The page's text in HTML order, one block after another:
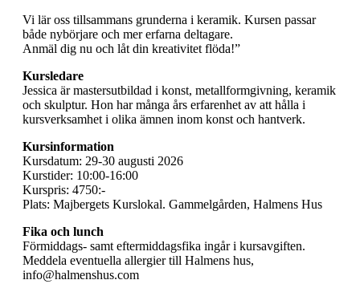
Vi lär oss tillsammans grunderna i keramik. Kursen passar
både nybörjare och mer erfarna deltagare.
Anmäl dig nu och låt din kreativitet flöda!”
Kursledare
Jessica är mastersutbildad i konst, metallformgivning, keramik
och skulptur. Hon har många års erfarenhet av att hålla i
kursverksamhet i olika ämnen inom konst och hantverk.
Kursinformation
Kursdatum: 29-30 augusti 2026
Kurstider: 10:00-16:00
Kurspris: 4750:-
Plats: Majbergets Kurslokal. Gammelgården, Halmens Hus
Fika och lunch
Förmiddags- samt eftermiddagsfika ingår i kursavgiften.
Meddela eventuella allergier till Halmens hus,
info@halmenshus.com